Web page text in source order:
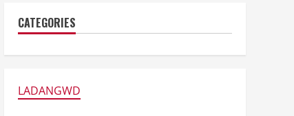
CATEGORIES
LADANGWD